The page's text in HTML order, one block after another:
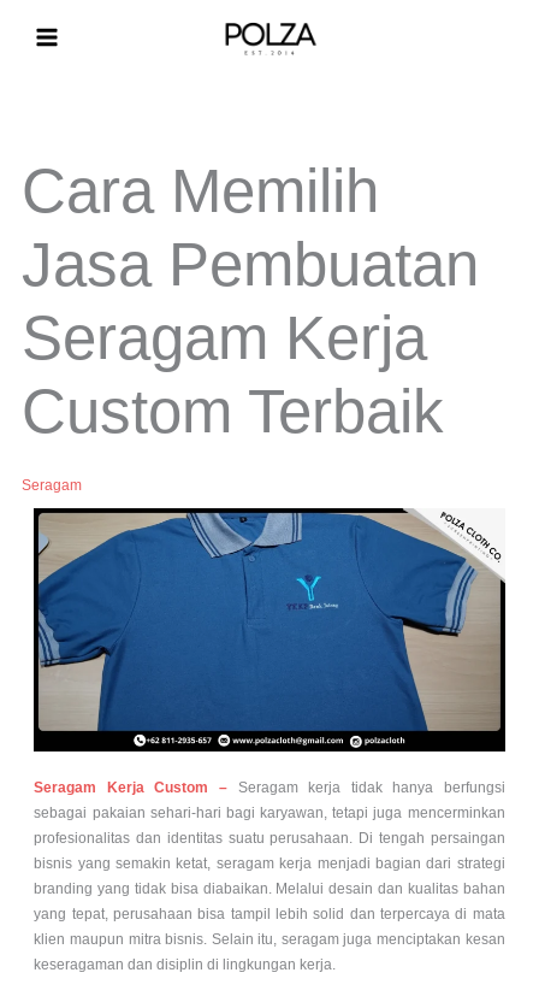
Cara Memilih
Jasa Pembuatan
Seragam Kerja
Custom Terbaik
Seragam
Seragam Kerja Custom –
Seragam kerja tidak hanya berfungsi
sebagai pakaian sehari-hari bagi karyawan, tetapi juga mencerminkan
profesionalitas dan identitas suatu perusahaan. Di tengah persaingan
bisnis yang semakin ketat, seragam kerja menjadi bagian dari strategi
branding yang tidak bisa diabaikan. Melalui desain dan kualitas bahan
yang tepat, perusahaan bisa tampil lebih solid dan terpercaya di mata
klien maupun mitra bisnis. Selain itu, seragam juga menciptakan kesan
keseragaman dan disiplin di lingkungan kerja.